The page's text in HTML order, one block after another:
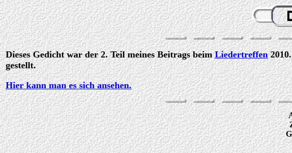
Dieses Gedicht war der 2. Teil meines Beitrags beimLiedertreffen
gestellt.
Hier kann man es sich ansehen.